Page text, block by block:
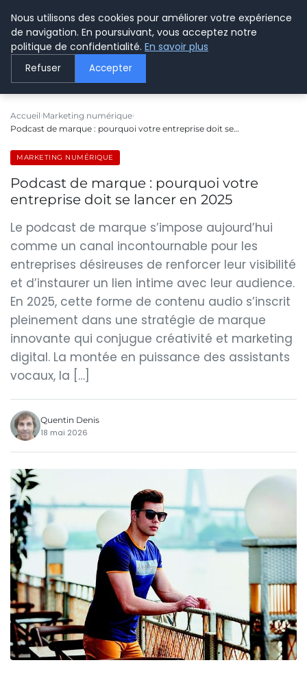
LE WEBMARKETING
Accueil Marketing numérique
Podcast de marque : pourquoi votre entreprise doit se…
MARKETING NUMÉRIQUE
Podcast de marque : pourquoi votre
entreprise doit se lancer en 2025
Le podcast de marque s’impose aujourd’hui
comme un canal incontournable pour les
entreprises désireuses de renforcer leur visibilité
et d’instaurer un lien intime avec leur audience.
En 2025, cette forme de contenu audio s’inscrit
pleinement dans une stratégie de marque
innovante qui conjugue créativité et marketing
digital. La montée en puissance des assistants
vocaux, la […]
Quentin Denis
18 mai 2026
Nous utilisons des cookies pour améliorer votre expérience
de navigation. En poursuivant, vous acceptez notre
politique de confidentialité. En savoir plus
Refuser Accepter